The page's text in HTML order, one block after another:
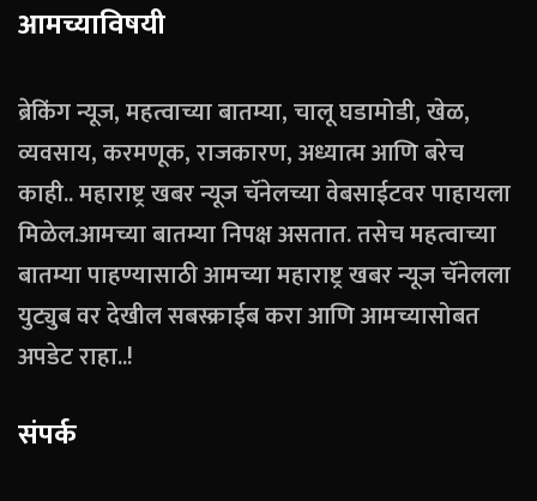
आमच्याविषयी
ब्रेकिंग न्यूज, महत्वाच्या बातम्या, चालू घडामोडी, खेळ,
व्यवसाय, करमणूक, राजकारण, अध्यात्म आणि बरेच
काही.. महाराष्ट्र खबर न्यूज चॅनेलच्या वेबसाईटवर पाहायला
मिळेल.आमच्या बातम्या निपक्ष असतात. तसेच महत्वाच्या
बातम्या पाहण्यासाठी आमच्या महाराष्ट्र खबर न्यूज चॅनेलला
युट्युब वर देखील सबस्क्राईब करा आणि आमच्यासोबत
अपडेट राहा..!
संपर्क